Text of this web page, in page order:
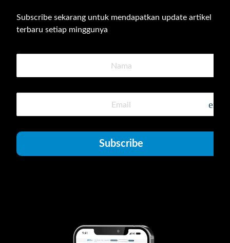
Subscribe sekarang untuk mendapatkan update artikel
terbaru setiap minggunya
Subscribe